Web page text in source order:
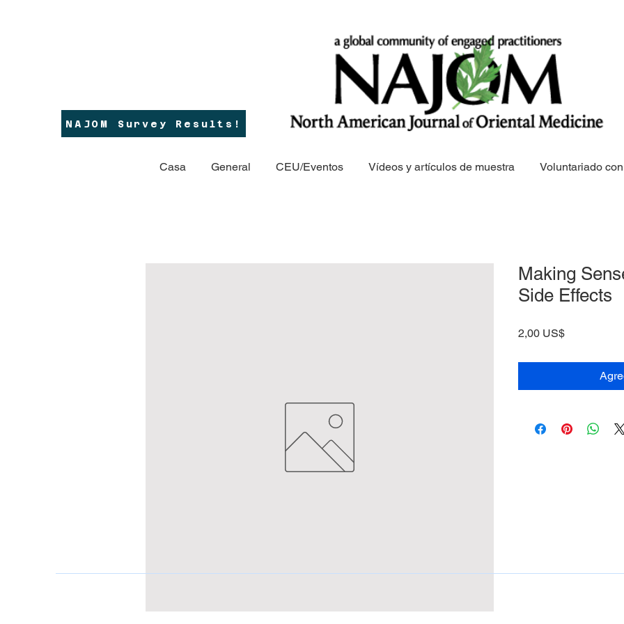
NAJOM Survey Results!
Casa General CEU/Eventos Vídeos y artículos de muestra Voluntariado
Making
Side Effects
2,00 US$Precio